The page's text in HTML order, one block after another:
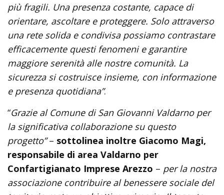
più fragili. Una presenza costante, capace di
orientare, ascoltare e proteggere. Solo attraverso
una rete solida e condivisa possiamo contrastare
efficacemente questi fenomeni e garantire
maggiore serenità alle nostre comunità. La
sicurezza si costruisce insieme, con informazione
e presenza quotidiana”.
“Grazie al Comune di San Giovanni Valdarno per
la significativa collaborazione su questo
progetto”– sottolinea inoltre Giacomo Magi,
responsabile di area Valdarno per
Confartigianato Imprese Arezzo – per la nostra
associazione contribuire al benessere sociale del